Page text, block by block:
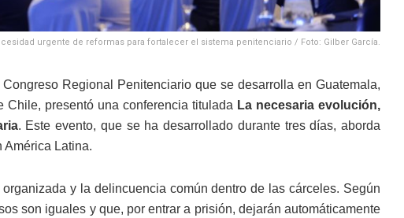
urgente de reformas para fortalecer el sistema penitenciario / Foto: Gilber García.
Regional Penitenciario que se desarrolla en Guatemala,
Chile, presentó una conferencia titulada La necesaria evolución,
. Este evento, que se ha desarrollado durante tres días, aborda
América Latina.
y la delincuencia común dentro de las cárceles. Según
son iguales y que, por entrar a prisión, dejarán automáticamente